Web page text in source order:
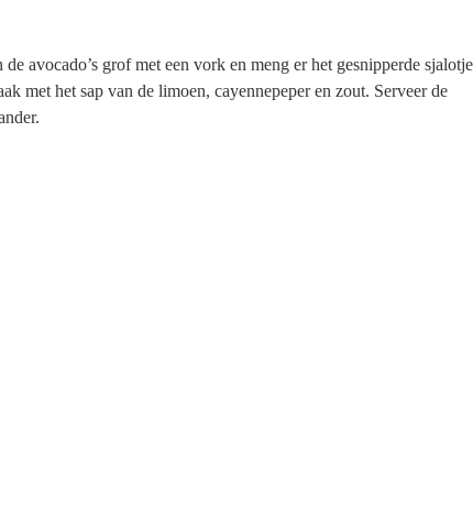
avocado’s grof met een vork en meng er het gesnipperde
met het sap van de limoen, cayennepeper en zout. Serveer de